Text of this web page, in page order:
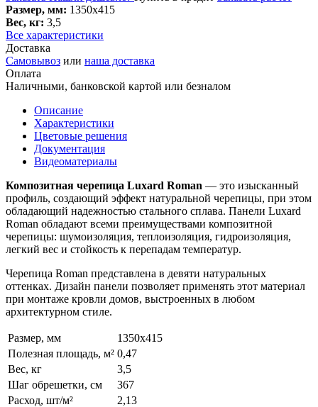
Размер, мм: 1350х415
Вес, кг: 3,5
Все характеристики
Доставка
Самовывоз или наша доставка
Оплата
Наличными, банковской картой или безналом
Описание
Характеристики
Цветовые решения
Документация
Видеоматериалы
Композитная черепица Luxard Roman — это изысканный
профиль, создающий эффект натуральной черепицы, при этом
обладающий надежностью стального сплава. Панели Luxard
Roman обладают всеми преимуществами композитной
черепицы: шумоизоляция, теплоизоляция, гидроизоляция,
легкий вес и стойкость к перепадам температур.
Черепица Roman представлена в девяти натуральных
оттенках. Дизайн панели позволяет применять этот материал
при монтаже кровли домов, выстроенных в любом
архитектурном стиле.
Размер, мм
1350х415
Полезная площадь, м² 0,47
Вес, кг
3,5
Шаг обрешетки, см
367
Расход, шт/м²
2,13